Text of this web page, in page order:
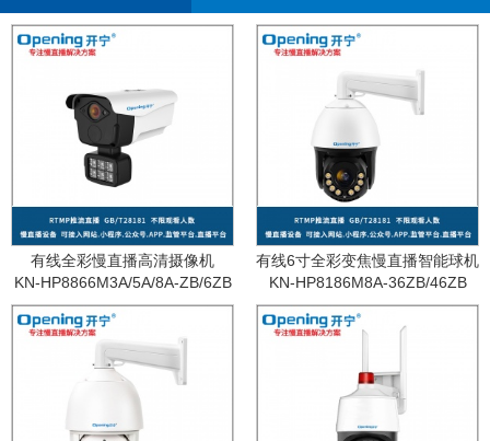
有线全彩慢直播高清摄像机
KN-HP8866M3A/5A/8A-ZB/6ZB
有线6寸全彩变焦慢直播智能球机
KN-HP8186M8A-36ZB/46ZB